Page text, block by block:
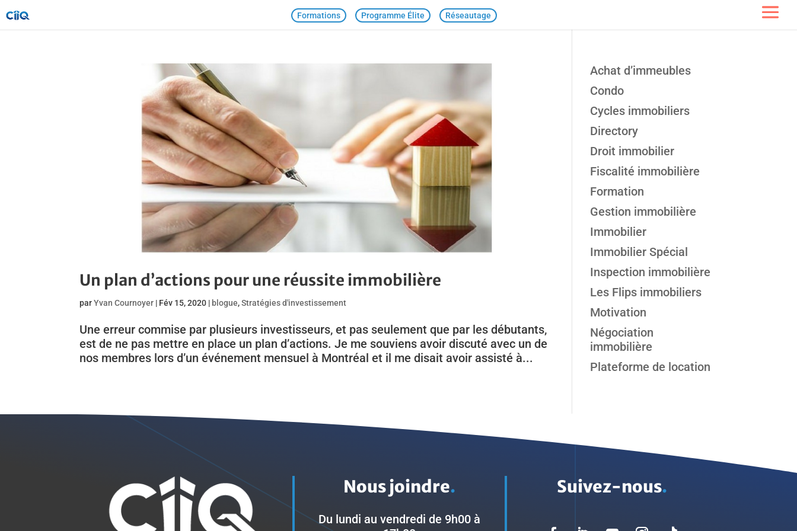
Formations Programme Élite Réseautage
Un plan d’actions pour une réussite immobilière
parYvan Cournoyer | Fév 15, 2020 | blogue,Stratégies d'investissement
Une erreur commise par plusieurs investisseurs, et pas seulement que par les débutants,
est de ne pas mettre en place un plan d’actions. Je me souviens avoir discuté avec un de
nos membres lors d’un événement mensuel à Montréal et il me disait avoir assisté à...
Achat d’immeubles
Condo
Cycles immobiliers
Directory
Droit immobilier
Fiscalité immobilière
Formation
Gestion immobilière
Immobilier
Immobilier Spécial
Inspection immobilière
Les Flips immobiliers
Motivation
Négociation
immobilière
Plateforme de location
Nous joindre.
Du lundi au vendredi de 9h00 à
Suivez-nous.